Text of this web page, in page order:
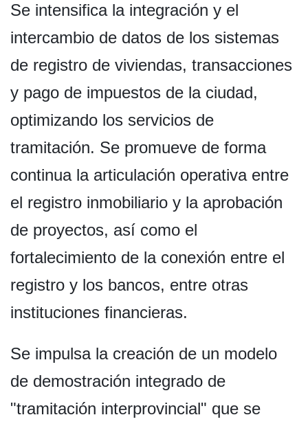
Se intensifica la integración y el
intercambio de datos de los sistemas
de registro de viviendas, transacciones
y pago de impuestos de la ciudad,
optimizando los servicios de
tramitación. Se promueve de forma
continua la articulación operativa entre
el registro inmobiliario y la aprobación
de proyectos, así como el
fortalecimiento de la conexión entre el
registro y los bancos, entre otras
instituciones financieras.
Se impulsa la creación de un modelo
de demostración integrado de
"tramitación interprovincial" que se